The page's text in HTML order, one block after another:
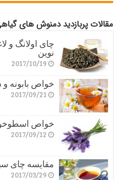
مقالات پربازدید دمنوش های
چای اولانگ و
نوین
2017/10/19
خواص بابونه
2017/09/21
خواص
2017/09/12
مقایسه چای
2017/03/29